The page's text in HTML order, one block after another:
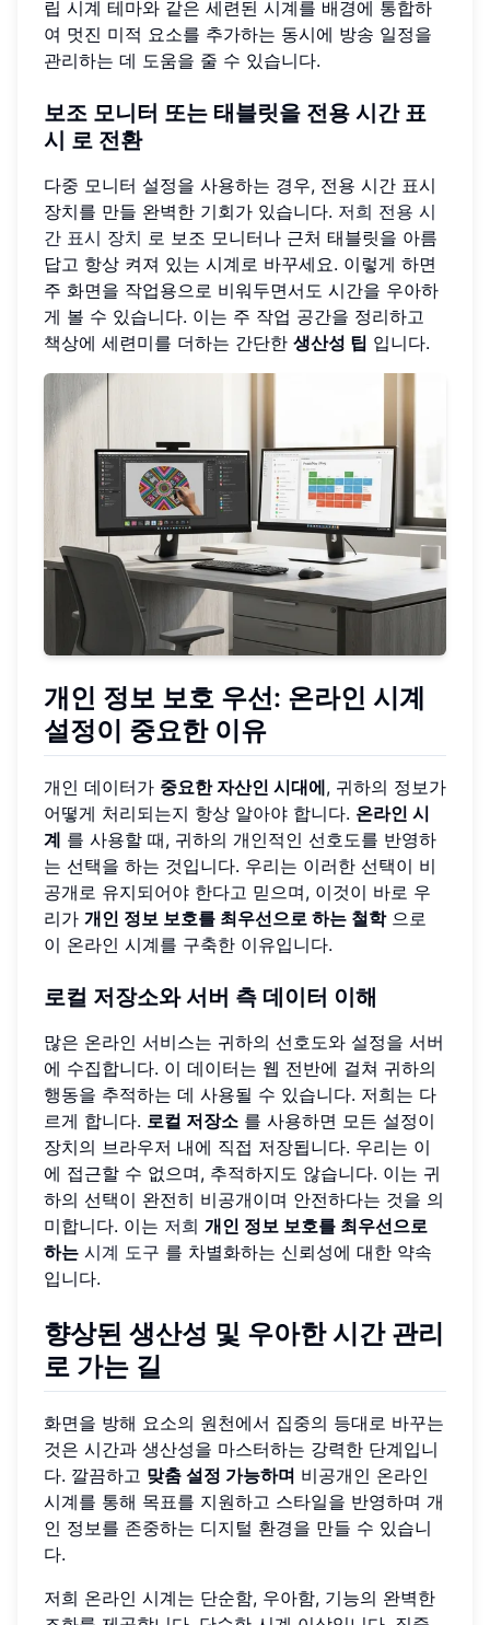
립 시계 테마와 같은 세련된 시계를 배경에 통합하
여 멋진 미적 요소를 추가하는 동시에 방송 일정을
관리하는 데 도움을 줄 수 있습니다.
보조 모니터 또는 태블릿을 전용 시간 표
시 로 전환
다중 모니터 설정을 사용하는 경우, 전용 시간 표시
장치를 만들 완벽한 기회가 있습니다. 저희 전용 시
간 표시 장치 로 보조 모니터나 근처 태블릿을 아름
답고 항상 켜져 있는 시계로 바꾸세요. 이렇게 하면
주 화면을 작업용으로 비워두면서도 시간을 우아하
게 볼 수 있습니다. 이는 주 작업 공간을 정리하고
책상에 세련미를 더하는 간단한 생산성 팁 입니다.
개인 정보 보호 우선: 온라인 시계
설정이 중요한 이유
개인 데이터가 중요한 자산인 시대에, 귀하의 정보가
어떻게 처리되는지 항상 알아야 합니다. 온라인 시
계 를 사용할 때, 귀하의 개인적인 선호도를 반영하
는 선택을 하는 것입니다. 우리는 이러한 선택이 비
공개로 유지되어야 한다고 믿으며, 이것이 바로 우
리가 개인 정보 보호를 최우선으로 하는 철학으로
이 온라인 시계를 구축한 이유입니다.
로컬 저장소와 서버 측 데이터 이해
많은 온라인 서비스는 귀하의 선호도와 설정을 서버
에 수집합니다. 이 데이터는 웹 전반에 걸쳐 귀하의
행동을 추적하는 데 사용될 수 있습니다. 저희는 다
르게 합니다. 로컬 저장소 를 사용하면 모든 설정이
장치의 브라우저 내에 직접 저장됩니다. 우리는 이
에 접근할 수 없으며, 추적하지도 않습니다. 이는 귀
하의 선택이 완전히 비공개이며 안전하다는 것을 의
미합니다. 이는 저희 개인 정보 보호를 최우선으로
하는 시계 도구 를 차별화하는 신뢰성에 대한 약속
입니다.
향상된 생산성 및 우아한 시간 관리
로 가는 길
화면을 방해 요소의 원천에서 집중의 등대로 바꾸는
것은 시간과 생산성을 마스터하는 강력한 단계입니
다. 깔끔하고 맞춤 설정 가능하며 비공개인 온라인
시계를 통해 목표를 지원하고 스타일을 반영하며 개
인 정보를 존중하는 디지털 환경을 만들 수 있습니
다.
저희 온라인 시계는 단순함, 우아함, 기능의 완벽한